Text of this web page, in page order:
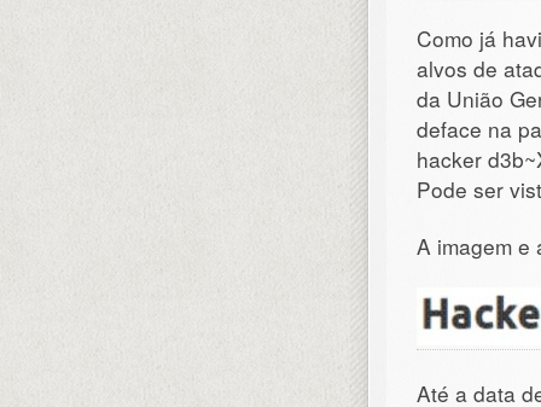
Como já
alvos de
da União
deface na
hacker
Pode ser
A imagem e
Até a data